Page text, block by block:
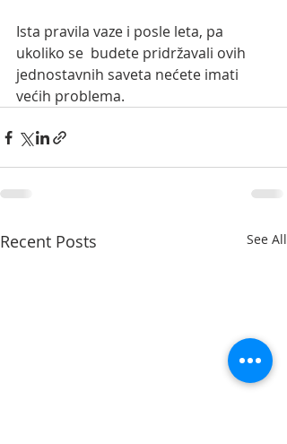
Ista pravila vaze i posle leta, pa
ukoliko se  budete pridržavali ovih
jednostavnih saveta nećete imati
većih problema.
Recent Posts See All